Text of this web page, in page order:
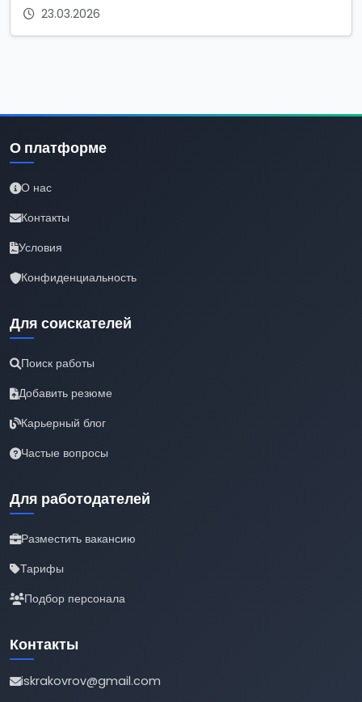
23.03.2026
О платформе
О нас
Контакты
Условия
Конфиденциальность
Для соискателей
Поиск работы
Добавить резюме
Карьерный блог
Частые вопросы
Для работодателей
Разместить вакансию
Тарифы
Подбор персонала
Контакты
iskrakovrov@gmail.com